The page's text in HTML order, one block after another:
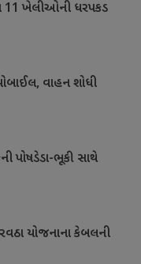
11 ખેલીઓની ધરપકડ
વાહન શોધી
પોષડેડા-ભૂકી સાથે
યોજનાના કેબલની